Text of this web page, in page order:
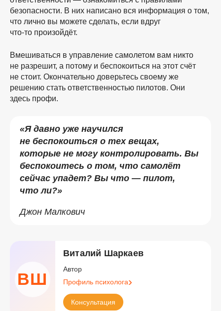
безопасности. В них написано вся информация о том,
что лично вы можете сделать, если вдруг
что-то произойдёт.
Вмешиваться в управление самолетом вам никто
не разрешит, а потому и беспокоиться на этот счёт
не стоит. Окончательно доверьтесь своему же
решению стать ответственностью пилотов. Они
здесь профи.
«Я давно уже научился
не беспокоиться о тех вещах,
которые не могу контролировать. Вы
беспокоитесь о том, что самолёт
сейчас упадет? Вы что — пилот,
что ли?»
Джон Малкович
ВШ
Виталий Шаркаев
Автор
Профиль психолога
Консультация